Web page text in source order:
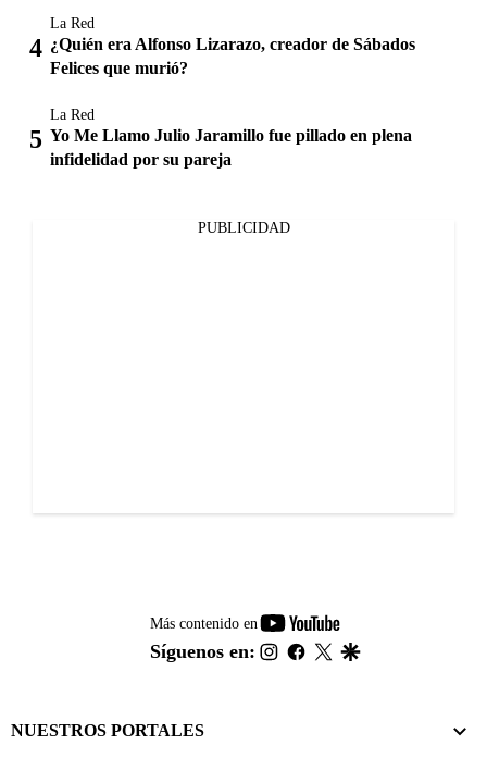
La Red
¿Quién era Alfonso Lizarazo, creador de Sábados
Felices que murió?
La Red
Yo Me Llamo Julio Jaramillo fue pillado en plena
infidelidad por su pareja
PUBLICIDAD
Más contenido en
youtube-
footer
Síguenos en: instagram
facebook
twitter
NUESTROS PORTALES